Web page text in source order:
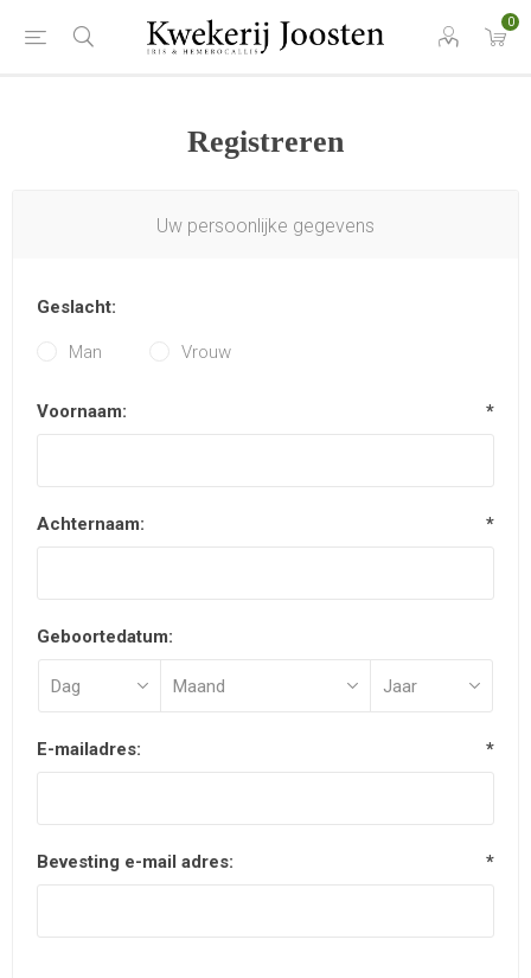
0
Registreren
Uw persoonlijke gegevens
Geslacht:
Man Vrouw
Voornaam: *
Achternaam: *
Geboortedatum:
E-mailadres: *
Bevesting e-mail adres: *